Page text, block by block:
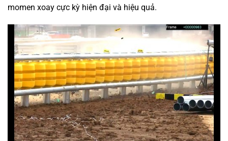
momen xoay cực kỳ hiện đại và hiệu quả.